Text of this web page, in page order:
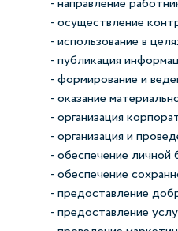
- осуществление
- использование в
- публикация
- формирование и
- оказание
- организация
- организация и
- обеспечение личной
- обеспечение
- предоставление
- предоставление